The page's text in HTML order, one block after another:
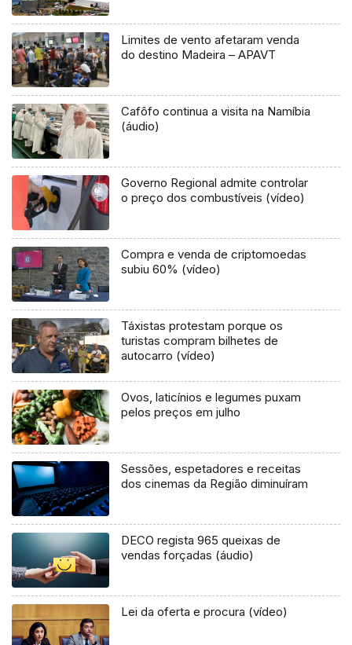
Limites de vento afetaram venda
do destino Madeira – APAVT
Cafôfo continua a visita na Namíbia
(áudio)
Governo Regional admite controlar
o preço dos combustíveis (vídeo)
Compra e venda de criptomoedas
subiu 60% (vídeo)
Táxistas protestam porque os
turistas compram bilhetes de
autocarro (vídeo)
Ovos, laticínios e legumes puxam
pelos preços em julho
Sessões, espetadores e receitas
dos cinemas da Região diminuíram
DECO regista 965 queixas de
vendas forçadas (áudio)
Lei da oferta e procura (vídeo)